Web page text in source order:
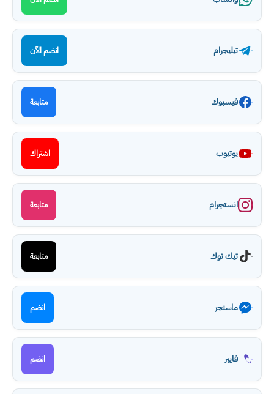
تيليجرام انضم الآن
فيسبوك متابعة
يوتيوب اشتراك
انستجرام متابعة
تيك توك متابعة
ماسنجر انضم
فايبر انضم